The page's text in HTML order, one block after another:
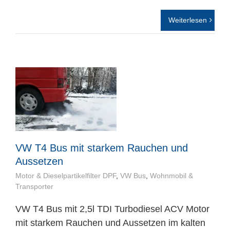
Weiterlesen
VW T4 Bus mit starkem Rauchen und
Aussetzen
Motor & Dieselpartikelfilter DPF, VW Bus, Wohnmobil &
Transporter
VW T4 Bus mit 2,5l TDI Turbodiesel ACV Motor
mit starkem Rauchen und Aussetzen im kalten